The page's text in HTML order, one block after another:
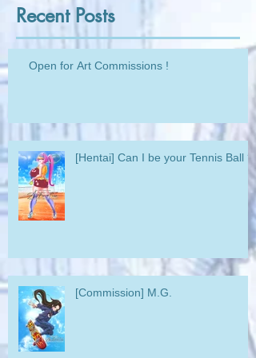
Recent Posts
Open for Art Commissions !
[Hentai] Can I be your Tennis Ball ?
[Commission] M.G.